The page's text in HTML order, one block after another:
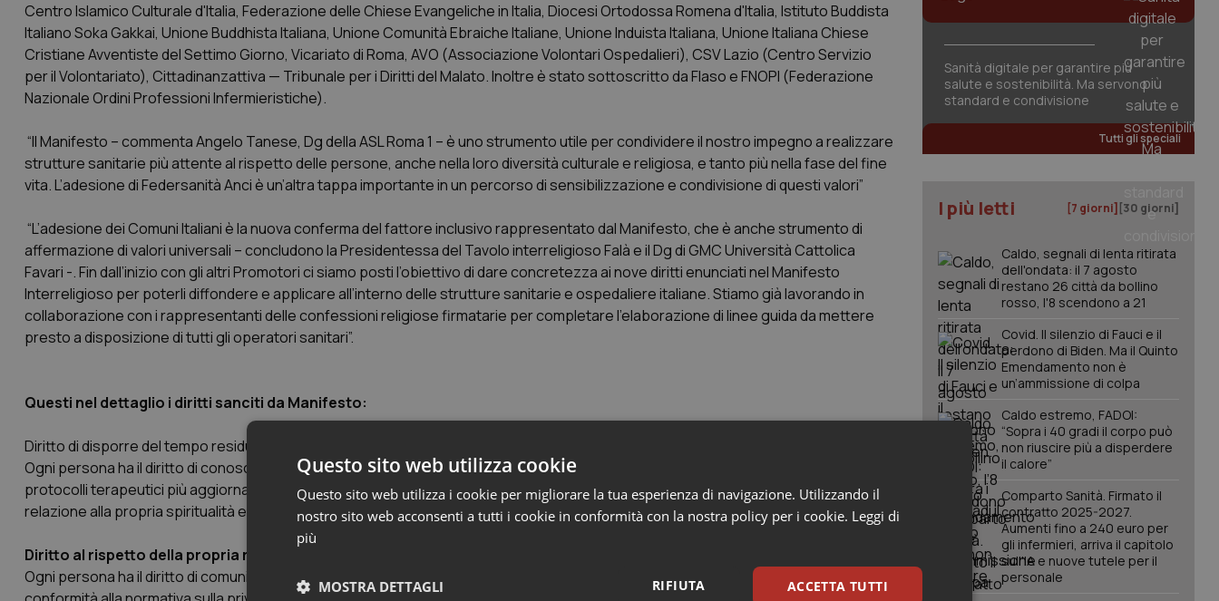
Centro Islamico Culturale d'Italia, Federazione delle Chiese Evangeliche in Italia, Diocesi Ortodossa Romena d'Italia, Istituto Buddista
Italiano Soka Gakkai, Unione Buddhista Italiana, Unione Comunità Ebraiche Italiane, Unione Induista Italiana, Unione Italiana Chiese
Cristiane Avventiste del Settimo Giorno, Vicariato di Roma, AVO (Associazione Volontari Ospedalieri), CSV Lazio (Centro Servizio
per il Volontariato), Cittadinanzattiva — Tribunale per i Diritti del Malato. Inoltre è stato sottoscritto da FIaso e FNOPI (Federazione
Nazionale Ordini Professioni Infermieristiche).
“Il Manifesto – commenta Angelo Tanese, Dg della ASL Roma 1 – è uno strumento utile per condividere il nostro impegno a realizzare
strutture sanitarie più attente al rispetto delle persone, anche nella loro diversità culturale e religiosa, e tanto più nella fase del fine
vita. L’adesione di Federsanità Anci è un’altra tappa importante in un percorso di sensibilizzazione e condivisione di questi valori”
“L’adesione dei Comuni Italiani è la nuova conferma del fattore inclusivo rappresentato dal Manifesto, che è anche strumento di
affermazione di valori universali – concludono la Presidentessa del Tavolo interreligioso Falà e il Dg di GMC Università Cattolica
Favari -. Fin dall’inizio con gli altri Promotori ci siamo posti l’obiettivo di dare concretezza ai nove diritti enunciati nel Manifesto
Interreligioso per poterli diffondere e applicare all’interno delle strutture sanitarie e ospedaliere italiane. Stiamo già lavorando in
collaborazione con i rappresentanti delle confessioni religiose firmatarie per completare l’elaborazione di linee guida da mettere
presto a disposizione di tutti gli operatori sanitari”.
Questi nel dettaglio i diritti sanciti da Manifesto:
Diritto di disporre del tempo residuo
Ogni persona ha il diritto di conoscere ed essere reso consapevole del suo percorso di cura e del possibile esito, secondo i
protocolli terapeutici più aggiornati, affinché possa gestire la propria vita in modo qualitativamente soddisfacente, anche in
relazione alla propria spiritualità e fede religiosa.
Diritto al rispetto della propria religione
Ogni persona ha il diritto di comunicare la propria fede religiosa alla struttura sanitaria affinché possa essere rispettata, in
Sanità digitale per garantire più
salute e sostenibilità. Ma servono
standard e condivisione
Tutti gli speciali
I più letti [7 giorni] [30 giorni]
Caldo, segnali di lenta ritirata
dell'ondata: il 7 agosto
restano 26 città da bollino
rosso, l'8 scendono a 21
Covid. Il silenzio di Fauci e il
perdono di Biden. Ma il Quinto
Emendamento non è
un’ammissione di colpa
Caldo estremo, FADOI:
“Sopra i 40 gradi il corpo può
non riuscire più a disperdere
il calore”
Comparto Sanità. Firmato il
contratto 2025-2027.
Aumenti fino a 240 euro per
gli infermieri, arriva il capitolo
sull'IA e nuove tutele per il
personale
Questo sito web utilizza cookie
Questo sito web utilizza i cookie per migliorare la tua esperienza di navigazione. Utilizzando il
nostro sito web acconsenti a tutti i cookie in conformità con la nostra policy per i cookie. Leggi di
più
ACCETTA TUTTI
RIFIUTA
MOSTRA DETTAGLI